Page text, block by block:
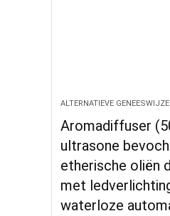
ALTERNATIEVE
Aromadiffuser
ultrasone
etherische oliën
met
waterloze